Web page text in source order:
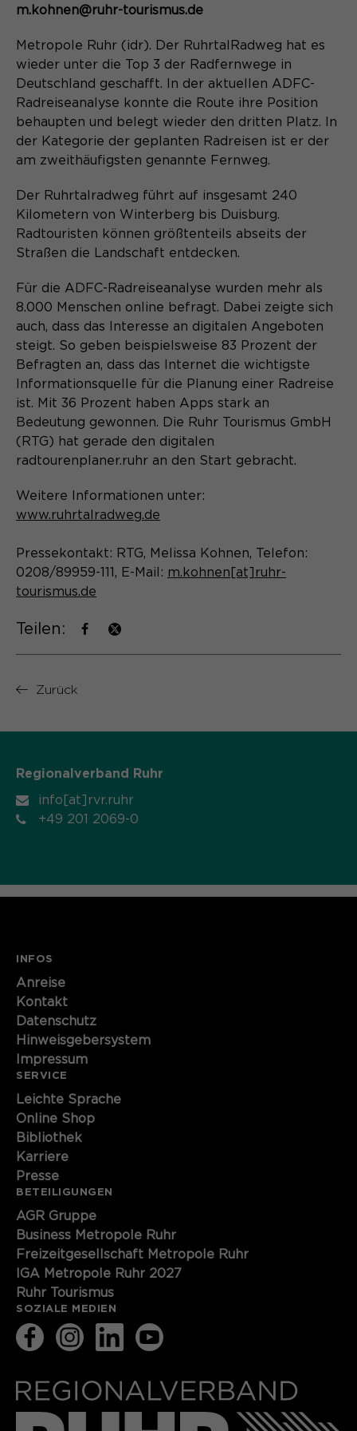
Zweck
Content Management System dieser
unerlässlich, damit Ihr Besuch auf der
Sie ermöglichen es der Website, Sie
zu erkennen und somit Ihre Sitzung
offen zu halten. Es speichert bei
einem Benutzer-Login für einen
geschlossenen Bereich die Benutzer-
ID als verschlüsselten Wert (sog.
Datenbankeintrag des Nutzers.
Anbieter Session-Cookies
Laufzeit
Der Session Cookie wird beim
Schließen des Browsers wieder
gelöscht.
Zweck
PHPs Standard Sitzungs- Identifikation
(Formulare).
Laufzeit Ende der Sitzung
Zweck
ob ein Besucher im Typo3-Backend
Anbieter Sgalinski
Laufzeit 1 Monat
Name _pk_id*
Anbieter Matomo
Laufzeit 13 Monate
Zweck
Dient zur anonymen
Wiedererkennung eines Besuchers.
Name _pk_ses*
Zweck
Speichert vorübergehend Daten der
aktuellen Sitzung.
Name _pk_ref.*
Anbieter Matomo
Zweck Speichert die Herkunft des Besuchers.
Name
Anbieter Matomo
Laufzeit Sitzung
Cookie-Informationen
Aktivierung Mehrsprachigkeit
Diese Cookies ermöglichen die automatische
Übersetzung der Website-Inhalte durch GTranslate.
Name googtrans
GTranslate Inc.
Laufzeit 1 Jahr
Zweck
Speichert die vom Nutzer gewählte
Sprache für die automatische
Cookie-Informationen
m.kohnen@ruhr-tourismus.de
Metropole Ruhr (idr). Der RuhrtalRadweg hat es
wieder unter die Top 3 der Radfernwege in
Deutschland geschafft. In der aktuellen ADFC-
Radreiseanalyse konnte die Route ihre Position
behaupten und belegt wieder den dritten Platz. In
der Kategorie der geplanten Radreisen ist er der
am zweithäufigsten genannte Fernweg.
Der Ruhrtalradweg führt auf insgesamt 240
Kilometern von Winterberg bis Duisburg.
Radtouristen können größtenteils abseits der
Straßen die Landschaft entdecken.
Für die ADFC-Radreiseanalyse wurden mehr als
8.000 Menschen online befragt. Dabei zeigte sich
auch, dass das Interesse an digitalen Angeboten
steigt. So geben beispielsweise 83 Prozent der
Befragten an, dass das Internet die wichtigste
Informationsquelle für die Planung einer Radreise
ist. Mit 36 Prozent haben Apps stark an
Bedeutung gewonnen. Die Ruhr Tourismus GmbH
(RTG) hat gerade den digitalen
radtourenplaner.ruhr an den Start gebracht.
Weitere Informationen unter:
www.ruhrtalradweg.de
Pressekontakt: RTG, Melissa Kohnen, Telefon:
0208/89959-111, E-Mail: m.kohnen[at]ruhr-
tourismus.de
Teilen:
Zurück
Regionalverband Ruhr
info[at]rvr.ruhr
+49 201 2069-0
INFOS
Anreise
Kontakt
Datenschutz
Hinweisgebersystem
Impressum
SERVICE
Leichte Sprache
Online Shop
Bibliothek
Karriere
Presse
BETEILIGUNGEN
AGR Gruppe
Business Metropole Ruhr
Freizeitgesellschaft Metropole Ruhr
IGA Metropole Ruhr 2027
Ruhr Tourismus
SOZIALE MEDIEN